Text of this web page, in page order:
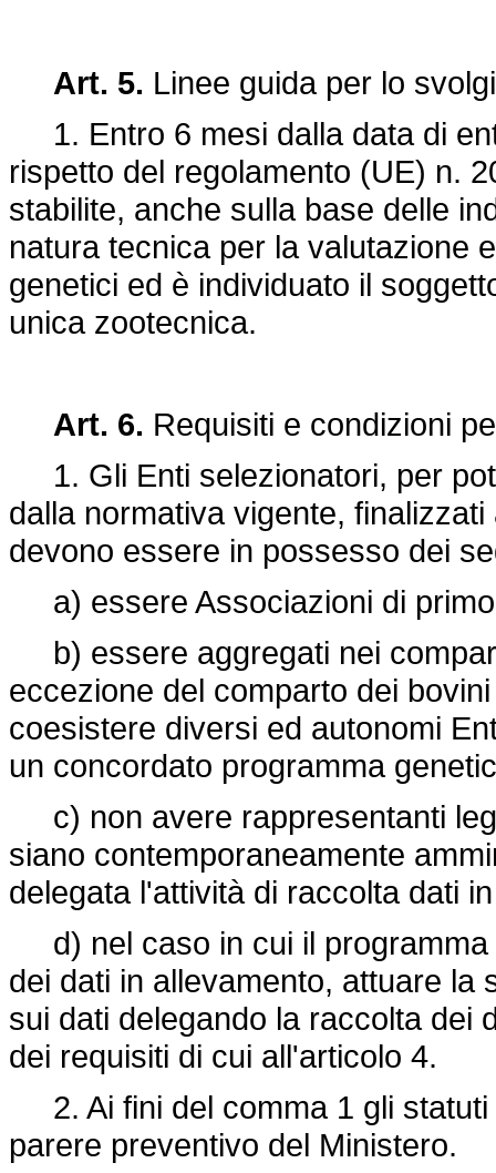
Art. 5. Linee guida per lo
1. Entro 6 mesi dalla data di
rispetto del regolamento (UE) n.
stabilite, anche sulla base delle
natura tecnica per la valutazione
genetici ed è individuato il
unica zootecnica.
Art. 6. Requisiti e condizioni
1. Gli Enti selezionatori, per
dalla normativa vigente,
devono essere in possesso dei
a) essere Associazioni di
b) essere aggregati nei
eccezione del comparto dei
coesistere diversi ed autonomi
un concordato programma
c) non avere rappresentanti
siano contemporaneamente
delegata l'attività di raccolta dati
d) nel caso in cui il programma
dei dati in allevamento, attuare la
sui dati delegando la raccolta dei
dei requisiti di cui all'articolo 4.
2. Ai fini del comma 1 gli statuti
parere preventivo del Ministero.